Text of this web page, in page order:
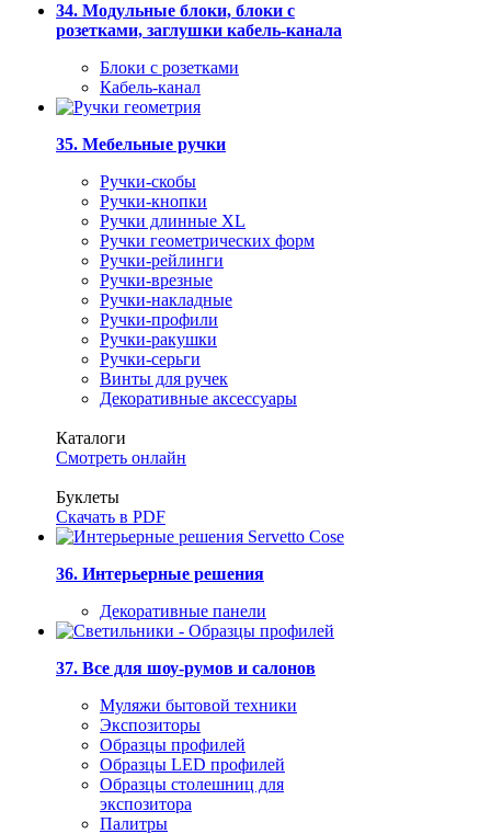
34. Модульные блоки, блоки с
розетками, заглушки кабель-канала
Блоки с розетками
Кабель-канал
35. Мебельные ручки
Ручки-скобы
Ручки-кнопки
Ручки длинные XL
Ручки геометрических форм
Ручки-рейлинги
Ручки-врезные
Ручки-накладные
Ручки-профили
Ручки-ракушки
Ручки-серьги
Винты для ручек
Декоративные аксессуары
Каталоги
Смотреть онлайн
Буклеты
Скачать в PDF
36. Интерьерные решения
Декоративные панели
37. Все для шоу-румов и салонов
Муляжи бытовой техники
Экспозиторы
Образцы профилей
Образцы LED профилей
Образцы столешниц для
экспозитора
Палитры